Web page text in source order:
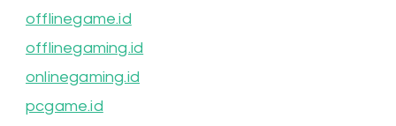
offlinegame.id
offlinegaming.id
onlinegaming.id
pcgame.id